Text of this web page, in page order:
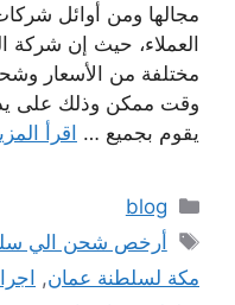
مجالها ومن أوائل
العملاء، حيث إن شركة
مختلفة من الأسعار
وقت ممكن وذلك على
يقوم بجميع …
اقرأ
التصنيفات
blog
الوسوم
أرخص شحن الي
مكة لسلطنة عمان,